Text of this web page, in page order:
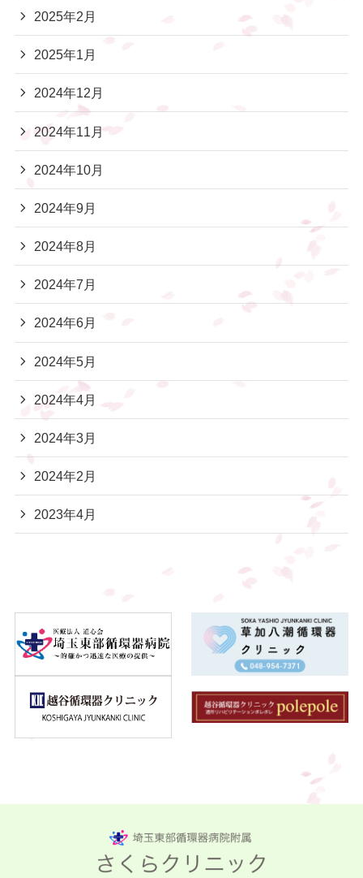
2025年2月
2025年1月
2024年12月
2024年11月
2024年10月
2024年9月
2024年8月
2024年7月
2024年6月
2024年5月
2024年4月
2024年3月
2024年2月
2023年4月